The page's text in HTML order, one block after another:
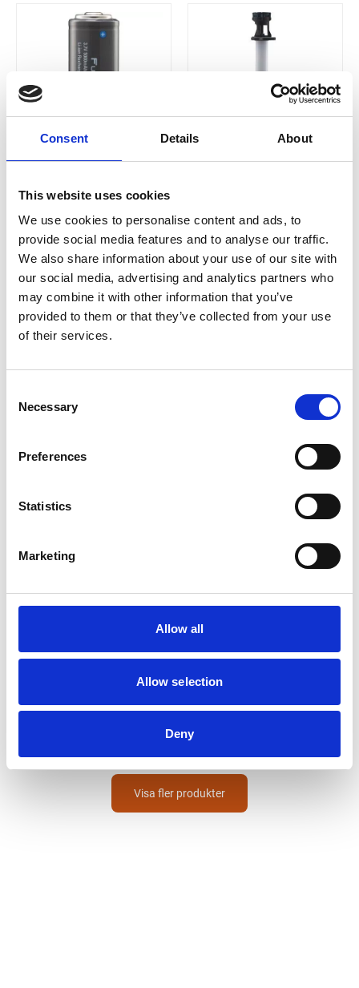
Consent Details About
This website uses cookies
We use cookies to personalise content and ads, to
provide social media features and to analyse our traffic.
We also share information about your use of our site with
our social media, advertising and analytics partners who
may combine it with other information that you’ve
provided to them or that they’ve collected from your use
of their services.
Selection
Necessary
Preferences
Statistics
Marketing
Allow all
Allow selection
Deny
Nimbus 3000 RE
829SEK 8 800 SEK
Arbetslampa med sensor
Visa fler produkter